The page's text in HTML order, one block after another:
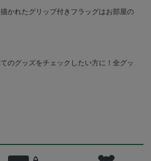
かれたグリップ付きフラッグはお部屋の
のグッズをチェックしたい方に！全グッ